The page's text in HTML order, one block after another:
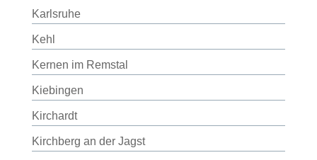
Karlsruhe
Kehl
Kernen im Remstal
Kiebingen
Kirchardt
Kirchberg an der Jagst